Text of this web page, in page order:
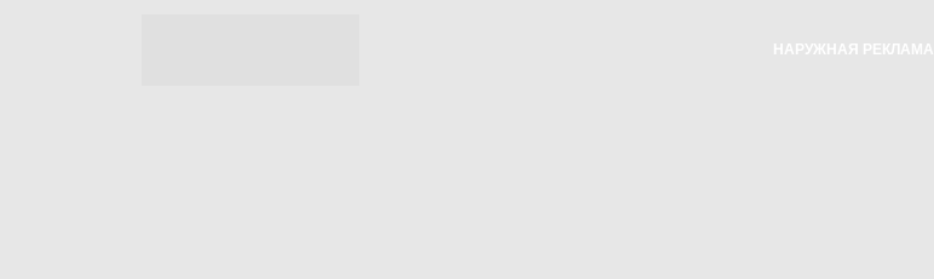
НАРУЖНАЯ РЕКЛАМА